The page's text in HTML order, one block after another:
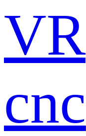
VR
cnc